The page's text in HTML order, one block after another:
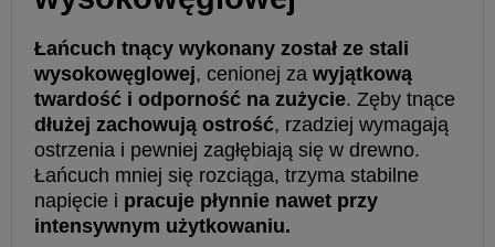
Łańcuch tnący wykonany został ze stali
wysokowęglowej, cenionej za wyjątkową
twardość i odporność na zużycie. Zęby tnące
dłużej zachowują ostrość, rzadziej wymagają
ostrzenia i pewniej zagłębiają się w drewno.
Łańcuch mniej się rozciąga, trzyma stabilne
napięcie i pracuje płynnie nawet przy
intensywnym użytkowaniu.